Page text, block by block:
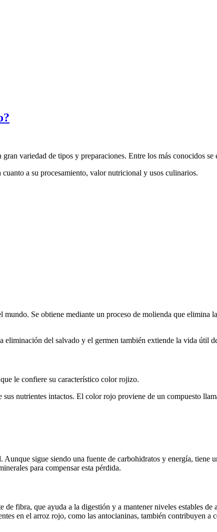
variedad de tipos y preparaciones. Entre los más conocidos
a su procesamiento, valor nutricional y usos culinarios.
Se obtiene mediante un proceso de molienda que elimina
del salvado y el germen también extiende la vida útil
le confiere su característico color rojizo.
nutrientes intactos. El color rojo proviene de un compuesto
sigue siendo una fuente de carbohidratos y energía, tiene
para compensar esta pérdida.
fibra, que ayuda a la digestión y a mantener niveles estables
en el arroz rojo, como las antocianinas, también contribuyen a